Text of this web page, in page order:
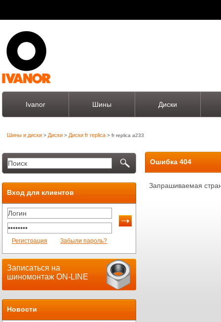
Ivanor Шины Диски
Шины и диски > Диски > Диски fr replica > fr replica a233
Вход для клиентов
Регистрация Забыли пароль?
Записаться на
шиномонтаж ON-LINE
Новости
Ошибка 404
Запрашиваемая